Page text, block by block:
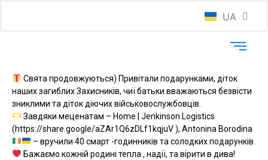
UA
EN
Свята продовжуються) Привітали подарунками, діток
наших загиблих Захисників, чиї батьки вважаються безвісти
зниклими та діток діючих військовослужбовців.
Завдяки меценатам – Home | Jenkinson Logistics
(https://share.google/aZAr1Q6zDLf1kqjuV ), Antonina Borodina
– вручили 40 смарт -годинників та солодких подарунків.
Бажаємо кожній родині тепла , надії, та вірити в дива!